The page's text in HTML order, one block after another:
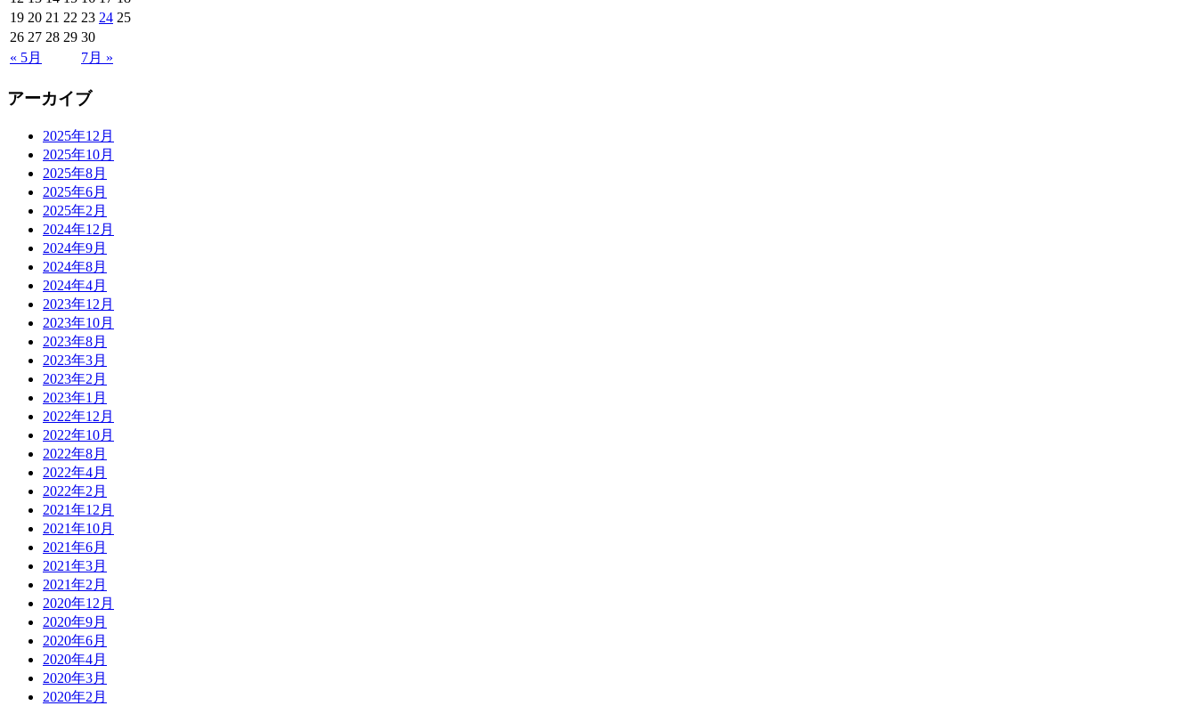
« 5月 7月 »
19 20 21 22 23 24 25
26 27 28 29 30
アーカイブ
2025年12月
2025年10月
2025年8月
2025年6月
2025年2月
2024年12月
2024年9月
2024年8月
2024年4月
2023年12月
2023年10月
2023年8月
2023年3月
2023年2月
2023年1月
2022年12月
2022年10月
2022年8月
2022年4月
2022年2月
2021年12月
2021年10月
2021年6月
2021年3月
2021年2月
2020年12月
2020年9月
2020年6月
2020年4月
2020年3月
2020年2月